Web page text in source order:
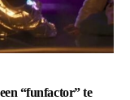
“funfactor” te